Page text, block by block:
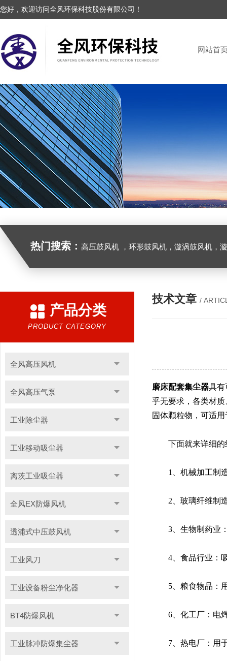
您好，欢迎访问全风环保科技股份有限公司！
网站首
热门搜索： 高压鼓风机 ，环形鼓风机，漩涡鼓风机，漩涡气泵，透浦式中压鼓风机，防爆风机，工业吸尘器，
产品分类
PRODUCT CATEGORY
全风高压风机
全风高压气泵
工业除尘器
工业移动吸尘器
离茨工业吸尘器
全风EX防爆风机
透浦式中压鼓风机
工业风刀
工业设备粉尘净化器
BT4防爆风机
工业脉冲防爆集尘器
技术文章 /
磨床配套集尘器具有
乎无要求，各类材
固体颗粒物，可适
下面就来详细的
1、机械加工制造
2、玻璃纤维制造
3、生物制药业：
4、食品行业：吸
5、粮食物品：用
6、化工厂：电焊
7、热电厂：用于